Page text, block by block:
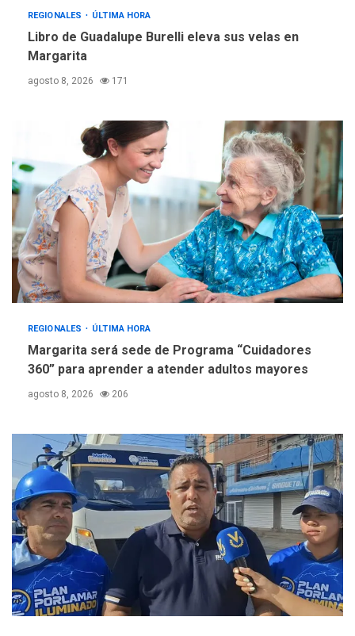
4
«Juan Bautista Arismendi» a
la altura de Macho Muerto
trabajan en diplomado para
creación y manejo de
estadísticas de turismo
REGIONALES ÚLTIMA HORA
Libro de Guadalupe Burelli eleva sus velas en
Margarita
agosto 8, 2026 171
REGIONALES ÚLTIMA HORA
Margarita será sede de Programa “Cuidadores
360” para aprender a atender adultos mayores
agosto 8, 2026 206